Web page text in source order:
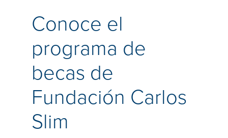
Conoce el
programa de
becas de
Fundación Carlos
Slim